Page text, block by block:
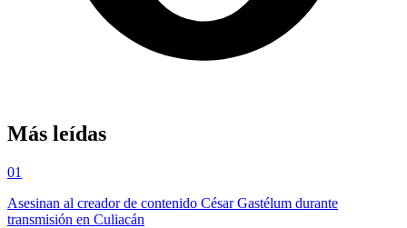
Más leídas
01
Asesinan al creador de contenido César Gastélum durante
transmisión en Culiacán